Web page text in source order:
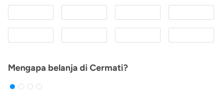
Mengapa belanja di Cermati?